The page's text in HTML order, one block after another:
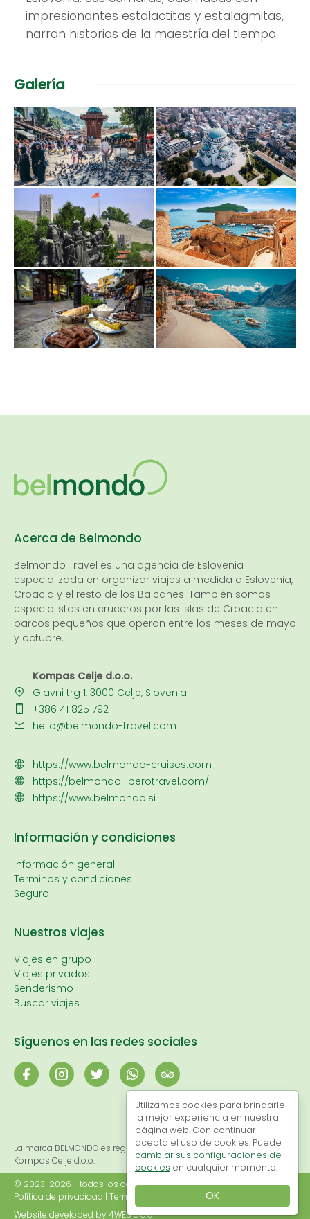
impresionantes estalactitas y estalagmitas,
narran historias de la maestría del tiempo.
Galería
Acerca de Belmondo
Belmondo Travel es una agencia de Eslovenia
especializada en organizar viajes a medida a Eslovenia,
Croacia y el resto de los Balcanes. También somos
especialistas en cruceros por las islas de Croacia en
barcos pequeños que operan entre los meses de mayo
y octubre.
Kompas Celje d.o.o.
Glavni trg 1, 3000 Celje, Slovenia
+386 41 825 792
hello@belmondo-travel.com
https://www.belmondo-cruises.com
https://belmondo-iberotravel.com/
https://www.belmondo.si
Información y condiciones
Información general
Terminos y condiciones
Seguro
Nuestros viajes
Viajes en grupo
Viajes privados
Senderismo
Buscar viajes
Síguenos en las redes sociales
La marca BELMONDO es registrada y propiedad exclusiva de
Kompas Celje d.o.o.
© 2023-2026 - todos los derechos reservados
Política de privacidad | Terminos y condiciones|Cookies
Website developed by4WEB d.o.o.
Utilizamos cookies para brindarle
la mejor experiencia en nuestra
página web. Con continuar
acepta el uso de cookies. Puede
cambiar sus configuraciones de
cookies en cualquier momento.
OK